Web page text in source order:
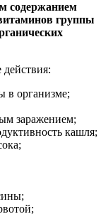
содержанием
группы
в организме;
заражением;
кашля;